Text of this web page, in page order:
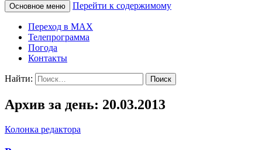
КАМЧАТСКОЕ
ИНФОРМАЦИОННОЕ
АГЕНТСТВО (КИА
«ВЕСТИ»)
Основное меню Перейти к содержимому
Переход в MAX
Телепрограмма
Погода
Контакты
Найти:
Архив за день: 20.03.2013
Колонка редактора